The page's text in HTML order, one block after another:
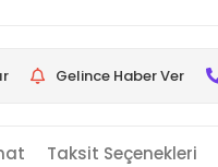
Gelince Haber Ver
Taksit Seçenekleri